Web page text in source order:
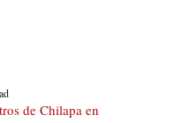
de Chilapa en